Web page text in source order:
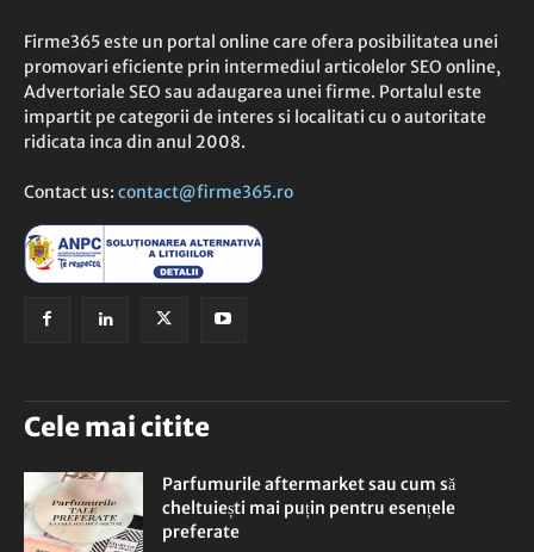
Firme365 este un portal online care ofera posibilitatea unei
promovari eficiente prin intermediul articolelor SEO online,
Advertoriale SEO sau adaugarea unei firme. Portalul este
impartit pe categorii de interes si localitati cu o autoritate
ridicata inca din anul 2008.
Contact us: contact@firme365.ro
Cele mai citite
Parfumurile aftermarket sau cum să
cheltuiești mai puțin pentru esențele
preferate